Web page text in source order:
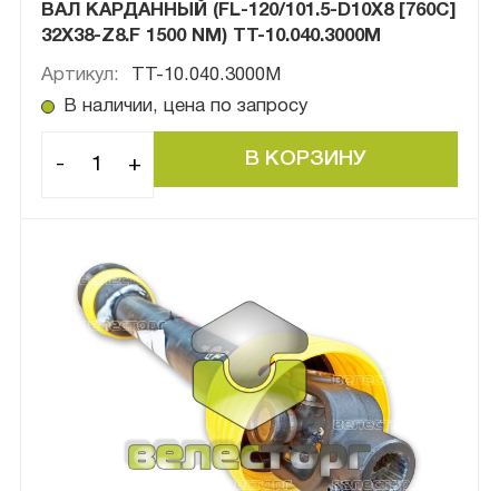
ВАЛ КАРДАННЫЙ (FL-120/101.5-D10X8 [760C]
32Х38-Z8.F 1500 NM) ТТ-10.040.3000М
Артикул:
ТТ-10.040.3000М
В наличии, цена по запросу
- +